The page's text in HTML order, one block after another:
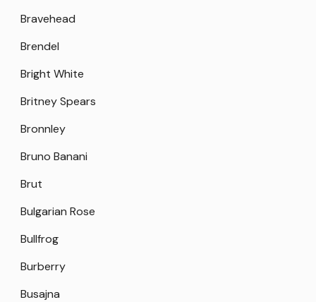
Bravehead
Brendel
Bright White
Britney Spears
Bronnley
Bruno Banani
Brut
Bulgarian Rose
Bullfrog
Burberry
Busajna